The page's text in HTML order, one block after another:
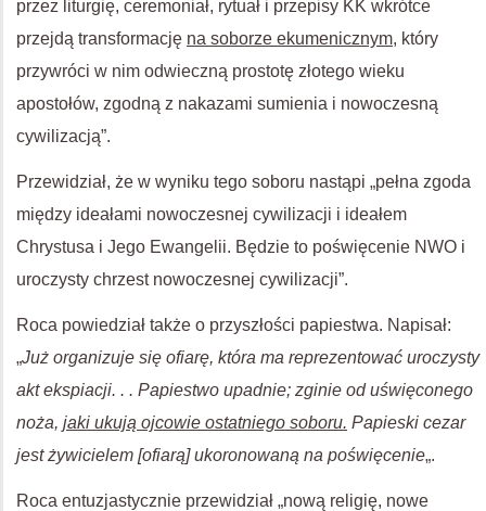
przez liturgię, ceremoniał, rytuał i przepisy KK wkrótce
przejdą transformację na soborze ekumenicznym, który
przywróci w nim odwieczną prostotę złotego wieku
apostołów, zgodną z nakazami sumienia i nowoczesną
cywilizacją”.
Przewidział, że w wyniku tego soboru nastąpi „pełna zgoda
między ideałami nowoczesnej cywilizacji i ideałem
Chrystusa i Jego Ewangelii. Będzie to poświęcenie NWO i
uroczysty chrzest nowoczesnej cywilizacji”.
Roca powiedział także o przyszłości papiestwa. Napisał:
„Już organizuje się ofiarę, która ma reprezentować uroczysty
akt ekspiacji. . . Papiestwo upadnie; zginie od uświęconego
noża, jaki ukują ojcowie ostatniego soboru. Papieski cezar
jest żywicielem [ofiarą] ukoronowaną na poświęcenie„.
Roca entuzjastycznie przewidział „nową religię, nowe